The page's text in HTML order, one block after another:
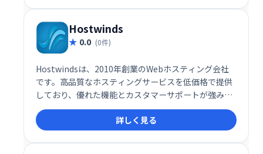
Hostwinds
0.0 (0件)
Hostwindsは、2010年創業のWebホスティング会社
です。高品質なホスティングサービスを低価格で提供
しており、優れた機能とカスタマーサポートが強みで
す。シアトルを拠点に、顧客中心のサービスで、予算
を気にせず安心して利用できるホスティング環境を提
供しています。
詳しく見る